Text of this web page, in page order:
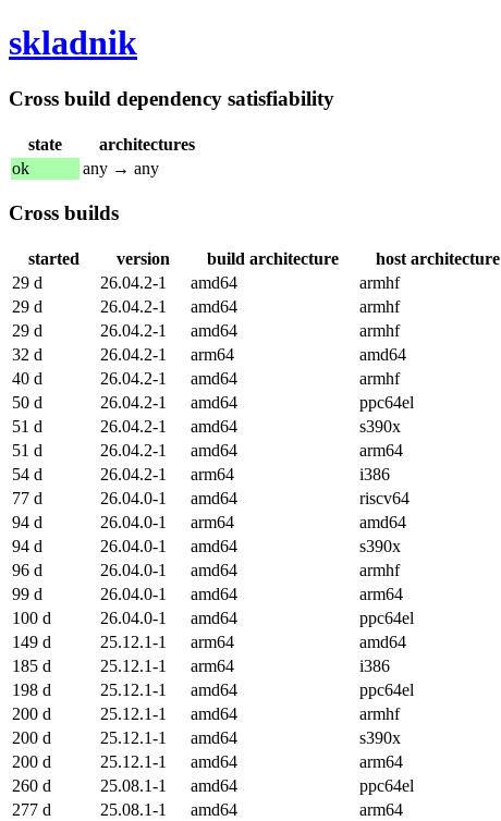
skladnik
Cross build dependency satisfiability
state
architectures
ok
any → any
Cross builds
started version build architecture host architecture
29 d
26.04.2-1 amd64 armhf
29 d
26.04.2-1 amd64 armhf
29 d
26.04.2-1 amd64 armhf
32 d
26.04.2-1 arm64 amd64
40 d
26.04.2-1 amd64 armhf
50 d
26.04.2-1 amd64 ppc64el
51 d
26.04.2-1 amd64 s390x
51 d
26.04.2-1 amd64 arm64
54 d
26.04.2-1 arm64 i386
77 d
26.04.0-1 amd64 riscv64
94 d
26.04.0-1 arm64 amd64
94 d
26.04.0-1 amd64 s390x
96 d
26.04.0-1 amd64 armhf
99 d
26.04.0-1 amd64 arm64
100 d
26.04.0-1 amd64 ppc64el
149 d
25.12.1-1 arm64 amd64
185 d
25.12.1-1 arm64 i386
198 d
25.12.1-1 amd64 ppc64el
200 d
25.12.1-1 amd64 armhf
200 d
25.12.1-1 amd64 s390x
200 d
25.12.1-1 amd64 arm64
260 d
25.08.1-1 amd64 ppc64el
277 d
25.08.1-1 amd64 arm64